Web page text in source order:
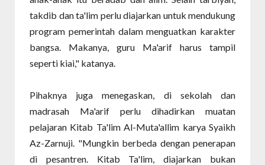
takdib dan ta'lim perlu diajarkan untuk mendukung
program pemerintah dalam menguatkan karakter
bangsa. Makanya, guru Ma'arif harus tampil
seperti kiai," katanya.
Pihaknya juga menegaskan, di sekolah dan
madrasah Ma'arif perlu dihadirkan muatan
pelajaran Kitab Ta'lim Al-Muta'allim karya Syaikh
Az-Zarnuji. "Mungkin berbeda dengan penerapan
di pesantren. Kitab Ta'lim, diajarkan bukan